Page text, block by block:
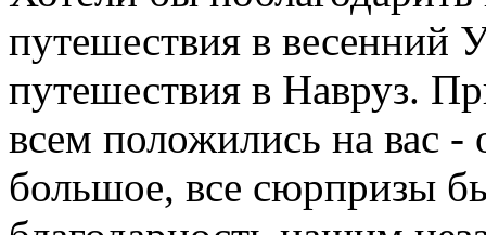
путешествия в весенний
путешествия в Навруз.
всем положились на вас -
большое, все сюрпризы